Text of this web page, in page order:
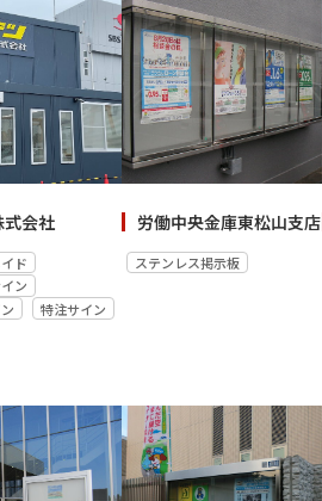
会社
ド
ン
特注サイン
労働中央金庫東松山支店
ステンレス掲示板